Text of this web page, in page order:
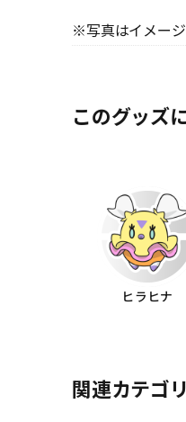
※写真はイメージ
このグッズ
ヒラヒナ
関連カテゴリ